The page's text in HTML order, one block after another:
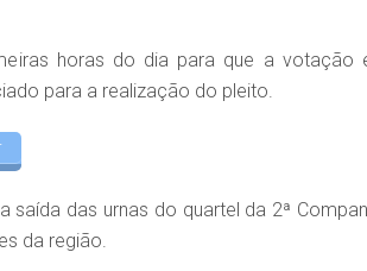
horas do dia para que a votação
para a realização do pleito.
das urnas do quartel da 2ª
da região.